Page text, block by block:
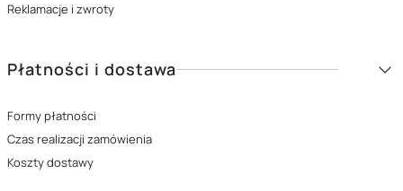
Reklamacje i zwroty
Płatności i dostawa
Formy płatności
Czas realizacji zamówienia
Koszty dostawy